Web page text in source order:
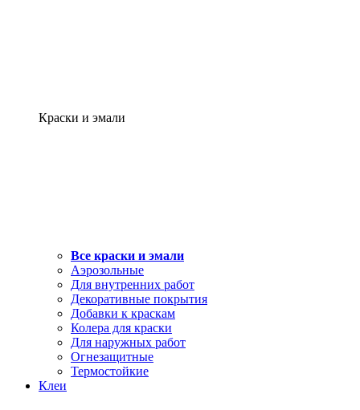
Краски и эмали
Все краски и эмали
Аэрозольные
Для внутренних работ
Декоративные покрытия
Добавки к краскам
Колера для краски
Для наружных работ
Огнезащитные
Термостойкие
Клеи